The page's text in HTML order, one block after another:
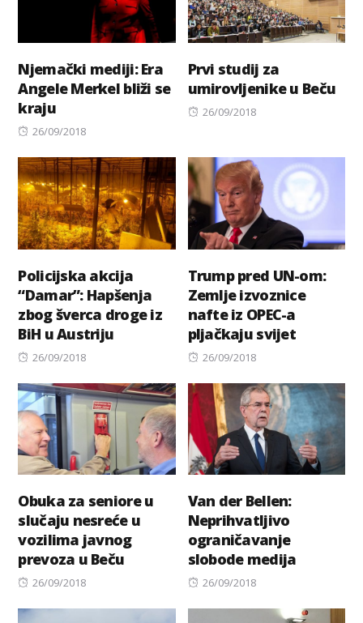
Njemački mediji: Era
Angele Merkel bliži se
kraju
Posted
26/09/2018
Prvi studij za
umirovljenike u Beču
Posted
26/09/2018
Policijska akcija
“Damar”: Hapšenja
zbog šverca droge iz
BiH u Austriju
Posted
26/09/2018
Trump pred UN-om:
Zemlje izvoznice
nafte iz OPEC-a
pljačkaju svijet
Posted
26/09/2018
Obuka za seniore u
slučaju nesreće u
vozilima javnog
prevoza u Beču
Posted
26/09/2018
Van der Bellen:
Neprihvatljivo
ograničavanje
slobode medija
Posted
26/09/2018